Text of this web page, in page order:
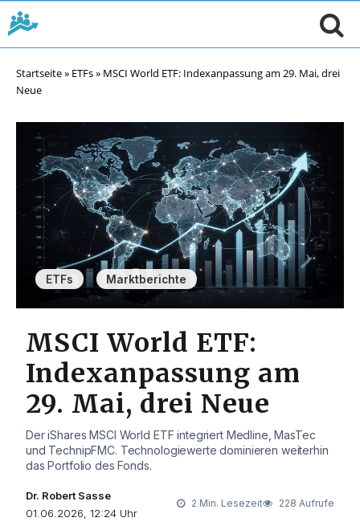
Startseite» ETFs» MSCI World ETF: Indexanpassung am 29. Mai, drei
Neue
ETFs , Marktberichte
MSCI World ETF:
Indexanpassung am
29. Mai, drei Neue
Der iShares MSCI World ETF integriert Medline, MasTec
und TechnipFMC. Technologiewerte dominieren weiterhin
das Portfolio des Fonds.
Dr. Robert Sasse
01.06.2026, 12:24 Uhr
2 Min. Lesezeit 228 Aufrufe